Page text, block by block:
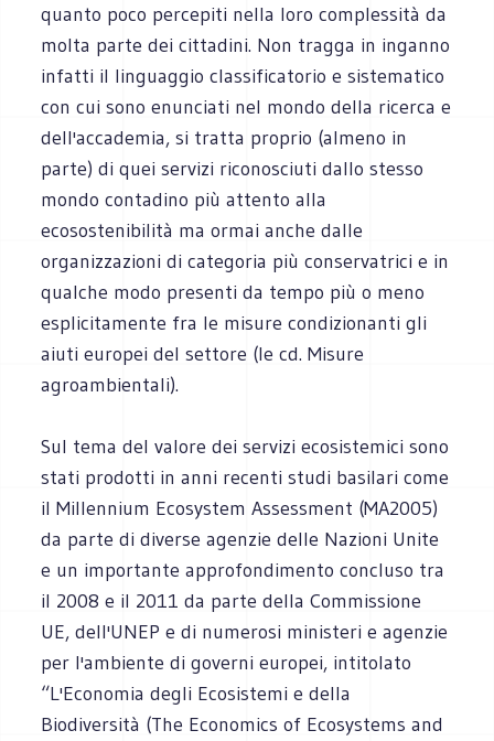
quanto poco percepiti nella loro complessità da
molta parte dei cittadini. Non tragga in inganno
infatti il linguaggio classificatorio e sistematico
con cui sono enunciati nel mondo della ricerca e
dell'accademia, si tratta proprio (almeno in
parte) di quei servizi riconosciuti dallo stesso
mondo contadino più attento alla
ecosostenibilità ma ormai anche dalle
organizzazioni di categoria più conservatrici e in
qualche modo presenti da tempo più o meno
esplicitamente fra le misure condizionanti gli
aiuti europei del settore (le cd. Misure
agroambientali).
Sul tema del valore dei servizi ecosistemici sono
stati prodotti in anni recenti studi basilari come
il Millennium Ecosystem Assessment (MA2005)
da parte di diverse agenzie delle Nazioni Unite
e un importante approfondimento concluso tra
il 2008 e il 2011 da parte della Commissione
UE, dell'UNEP e di numerosi ministeri e agenzie
per l'ambiente di governi europei, intitolato
“L'Economia degli Ecosistemi e della
Biodiversità (The Economics of Ecosystems and